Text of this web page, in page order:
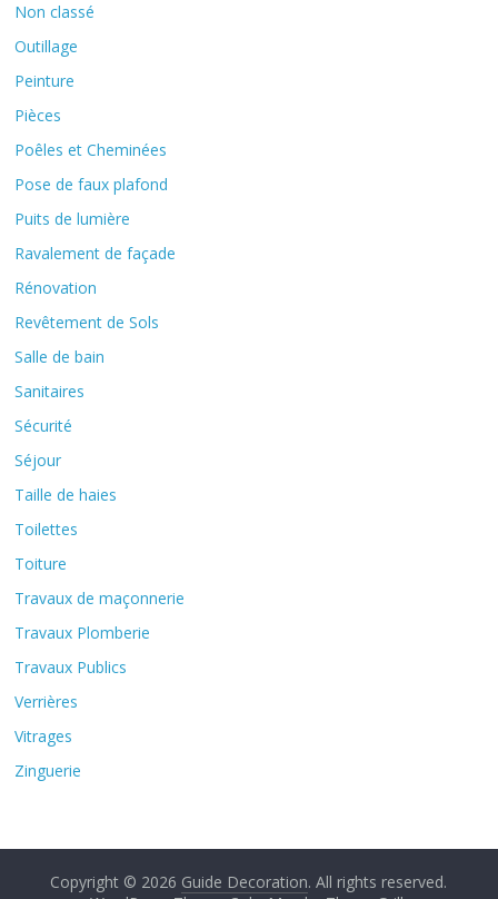
Non classé
Outillage
Peinture
Pièces
Poêles et Cheminées
Pose de faux plafond
Puits de lumière
Ravalement de façade
Rénovation
Revêtement de Sols
Salle de bain
Sanitaires
Sécurité
Séjour
Taille de haies
Toilettes
Toiture
Travaux de maçonnerie
Travaux Plomberie
Travaux Publics
Verrières
Vitrages
Zinguerie
Copyright © 2026 Guide Decoration. All rights reserved.